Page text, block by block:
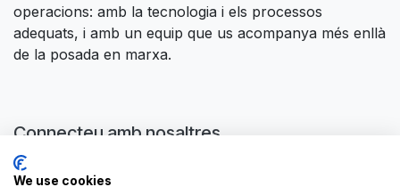
operacions: amb la tecnologia i els processos
adequats, i amb un equip que us acompanya més enllà
de la posada en marxa.
Connecteu amb nosaltres
We use cookies